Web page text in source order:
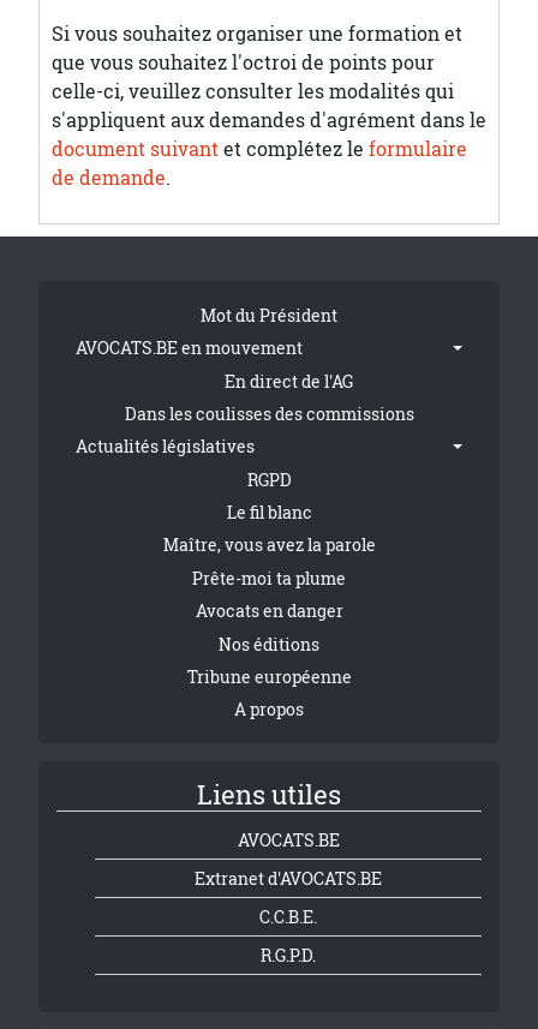
Si vous souhaitez organiser une formation et
que vous souhaitez l'octroi de points pour
celle-ci, veuillez consulter les modalités qui
s'appliquent aux demandes d'agrément dans le
document suivantet complétez le formulaire
de demande.
Tribune FooterMot du Président
AVOCATS.BE en mouvement
En direct de l'AG
Dans les coulisses des commissions
Actualités législatives
RGPD
Le fil blanc
Maître, vous avez la parole
Prête-moi ta plume
Avocats en danger
Nos éditions
Tribune européenne
A propos
Liens utiles
AVOCATS.BE
Extranet d'AVOCATS.BE
C.C.B.E.
R.G.P.D.